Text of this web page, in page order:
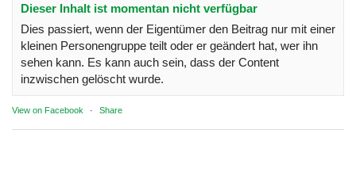
Dieser Inhalt ist momentan nicht verfügbar
Dies passiert, wenn der Eigentümer den Beitrag nur mit einer
kleinen Personengruppe teilt oder er geändert hat, wer ihn
sehen kann. Es kann auch sein, dass der Content
inzwischen gelöscht wurde.
View on Facebook · Share